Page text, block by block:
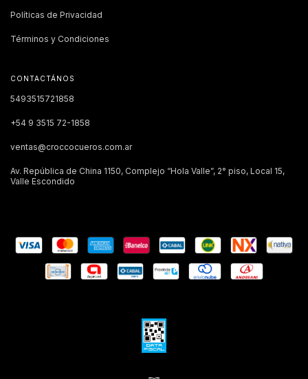
Políticas de Privacidad
Términos y Condiciones
CONTACTÁNOS
5493515721858
+54 9 3515 72-1858
ventas@croccocueros.com.ar
Av. República de China 1150, Complejo “Hola Valle”, 2° piso, Local 15,
Valle Escondido